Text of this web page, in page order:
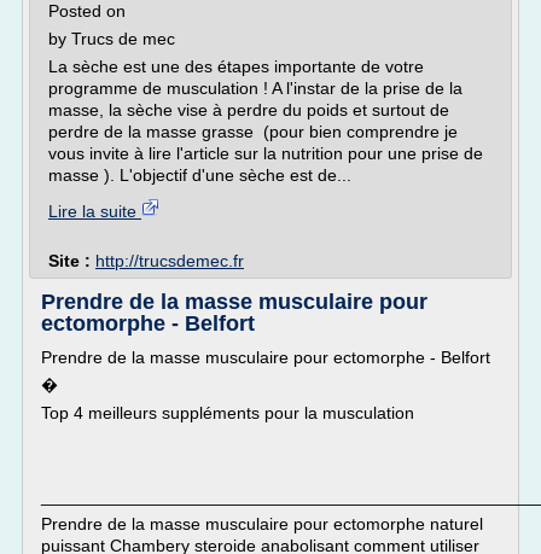
Posted on
by Trucs de mec
La sèche est une des étapes importante de votre
programme de musculation ! A l'instar de la prise de la
masse, la sèche vise à perdre du poids et surtout de
perdre de la masse grasse (pour bien comprendre je
vous invite à lire l'article sur la nutrition pour une prise de
masse ). L'objectif d'une sèche est de...
Lire la suite
Site : http://trucsdemec.fr
Prendre de la masse musculaire pour
ectomorphe - Belfort
Prendre de la masse musculaire pour ectomorphe - Belfort
�
Top 4 meilleurs suppléments pour la musculation
Prendre de la masse musculaire pour ectomorphe naturel
puissant Chambery steroide anabolisant comment utiliser